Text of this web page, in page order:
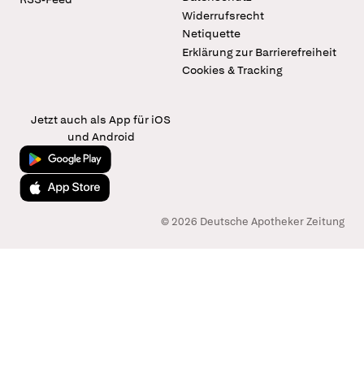
Widerrufsrecht
Netiquette
Erklärung zur Barrierefreiheit
Cookies & Tracking
Jetzt auch als App für iOS
und Android
Jetzt bei Google Play
Laden im App Store
© 2026 Deutsche Apotheker Zeitung